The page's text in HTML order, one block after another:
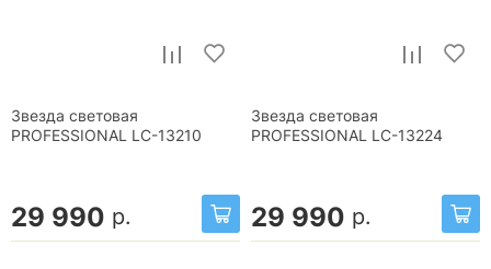
Звезда световая
PROFESSIONAL LC-13210
29 990 р.
Звезда световая
PROFESSIONAL LC-13224
29 990 р.